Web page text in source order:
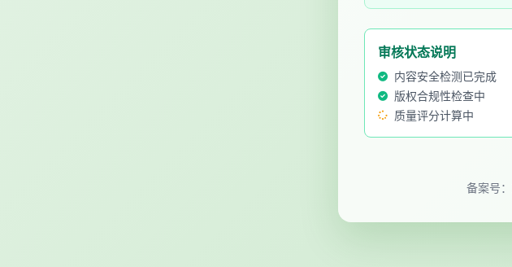
审核状态说明
内容安全检测已完成
版权合规性检查中
质量评分计算中
备案号：